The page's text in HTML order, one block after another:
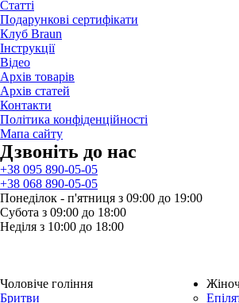
Статті
Подарункові сертифікати
Клуб Braun
Iнструкції
Відео
Архів товарів
Архів статей
Контакти
Політика конфіденційності
Мапа сайту
Дзвонiть до нас
+38 095 890-05-05
+38 068 890-05-05
Понеділок - п'ятниця з 09:00 до 19:00
Субота з 09:00 до 18:00
Неділя з 10:00 до 18:00
Чоловіче гоління
Бритви